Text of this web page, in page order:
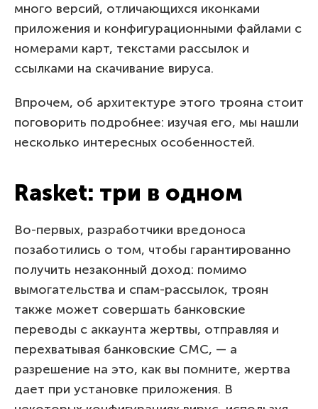
много версий, отличающихся иконками
приложения и конфигурационными файлами с
номерами карт, текстами рассылок и
ссылками на скачивание вируса.
Впрочем, об архитектуре этого трояна стоит
поговорить подробнее: изучая его, мы нашли
несколько интересных особенностей.
Rasket: три в одном
Во-первых, разработчики вредоноса
позаботились о том, чтобы гарантированно
получить незаконный доход: помимо
вымогательства и спам-рассылок, троян
также может совершать банковские
переводы с аккаунта жертвы, отправляя и
перехватывая банковские СМС, — а
разрешение на это, как вы помните, жертва
дает при установке приложения. В